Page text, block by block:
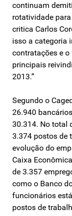
continuam
rotatividade
critica Carlos
isso a categoria
contratações e
principais
2013.”
Segundo o
26.940
30.314. No total
3.374 postos de
evolução do
Caixa
de 3.357
como o Banco
funcionários
postos de